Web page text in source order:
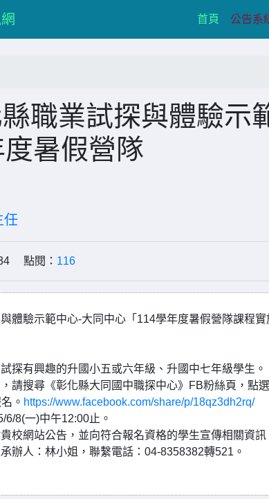
首頁 (current)
公告系
職業試探與體驗示
暑假營隊
任
點閱： 116
體驗示範中心-大同中心「114學年度暑假營隊課程
探有興趣的升國小五或六年級、升國中七年級學生。
搜尋《彰化縣大同國中職探中心》FB粉絲頁，點
。 https://www.facebook.com/share/p/18qz3dh2rq/
8(一)中午12:00止。
校網站公告，並向符合報名資格的學生宣傳相關資訊
辦人：林小姐，聯繫電話：04-8358382轉521。